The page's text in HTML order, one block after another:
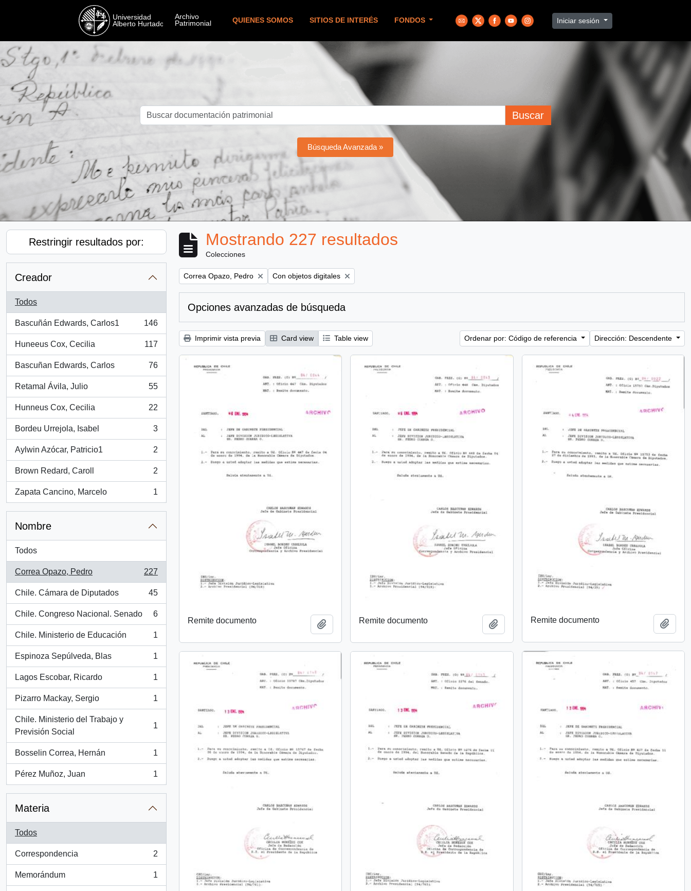
QUIENES SOMOS SITIOS DE INTERÉS FONDOS Iniciar sesión
Buscar
Búsqueda Avanzada »
Restringir resultados por:
Creador
Todos
Bascuñán Edwards, Carlos1
, 146 resultados
146
Huneeus Cox, Cecilia
, 117 resultados
117
Bascuñan Edwards, Carlos
, 76 resultados
76
Retamal Ávila, Julio
, 55 resultados
55
Hunneus Cox, Cecilia
, 22 resultados
22
Bordeu Urrejola, Isabel
, 3 resultados
3
Aylwin Azócar, Patricio1
, 2 resultados
2
Brown Redard, Caroll
, 2 resultados
2
Zapata Cancino, Marcelo
, 1 resultados
1
Nombre
Todos
Correa Opazo, Pedro
, 227 resultados
227
Chile. Cámara de Diputados
, 45 resultados
45
Chile. Congreso Nacional. Senado
, 6 resultados
6
Chile. Ministerio de Educación
, 1 resultados
1
Espinoza Sepúlveda, Blas
, 1 resultados
1
Lagos Escobar, Ricardo
, 1 resultados
1
Pizarro Mackay, Sergio
, 1 resultados
1
Chile. Ministerio del Trabajo y
Previsión Social
, 1 resultados
1
Bosselin Correa, Hernán
, 1 resultados
1
Pérez Muñoz, Juan
, 1 resultados
1
Materia
Todos
Correspondencia
, 2 resultados
2
Memorándum
, 1 resultados
1
Mostrando 227 resultados
Colecciones
Remove filter:
Correa Opazo, Pedro Remove filter:
Con objetos digitales
Opciones avanzadas de búsqueda
Imprimir vista previa Card view Table view Ordenar por: Código de referencia Dirección: Descendente
Remite documento Añadir al portapapeles
Remite documento Añadir al portapapeles
Remite documento